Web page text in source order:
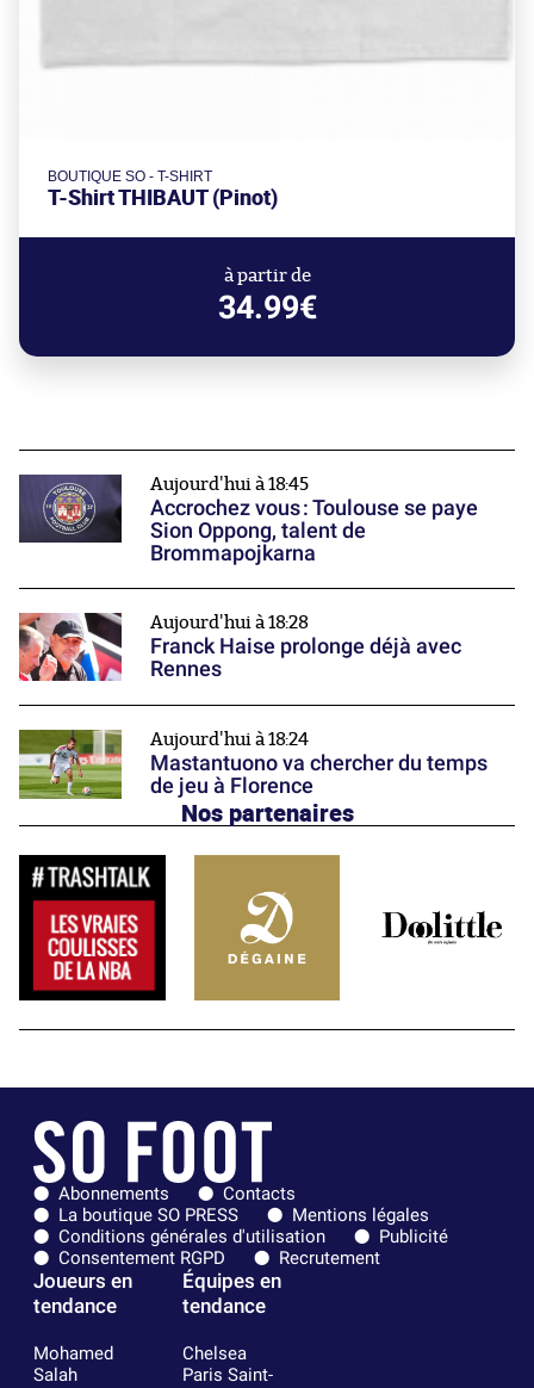
BOUTIQUE SO - T-SHIRT
T-Shirt THIBAUT (Pinot)
à partir de
34.99€
Aujourd'hui à 18:45
Accrochez vous : Toulouse se paye
Sion Oppong, talent de
Brommapojkarna
Aujourd'hui à 18:28
Franck Haise prolonge déjà avec
Rennes
Aujourd'hui à 18:24
Mastantuono va chercher du temps
de jeu à Florence
Nos partenaires
Abonnements
Contacts
La boutique SO PRESS
Mentions légales
Conditions générales d'utilisation
Publicité
Consentement RGPD
Recrutement
Joueurs en
tendance
Mohamed
Salah
Équipes en
tendance
Chelsea
Paris Saint-